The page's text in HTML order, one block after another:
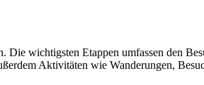
wichtigsten Etappen umfassen den
Aktivitäten wie Wanderungen,